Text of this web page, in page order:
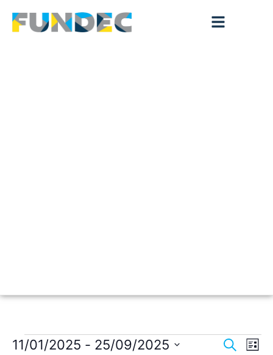
Pesquisar
Lista
11/01/2025 - 25/09/2025